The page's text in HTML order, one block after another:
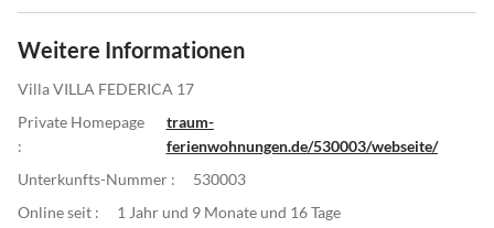
Weitere Informationen
Villa VILLA FEDERICA 17
Private Homepage
:
traum-
ferienwohnungen.de/530003/webseite/
Unterkunfts-Nummer :
530003
Online seit :
1 Jahr und 9 Monate und 16 Tage